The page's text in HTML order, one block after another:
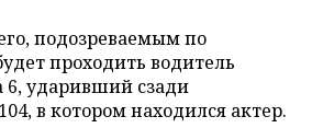
подозреваемым по
проходить водитель
6, ударивший сзади
в котором находился актер.